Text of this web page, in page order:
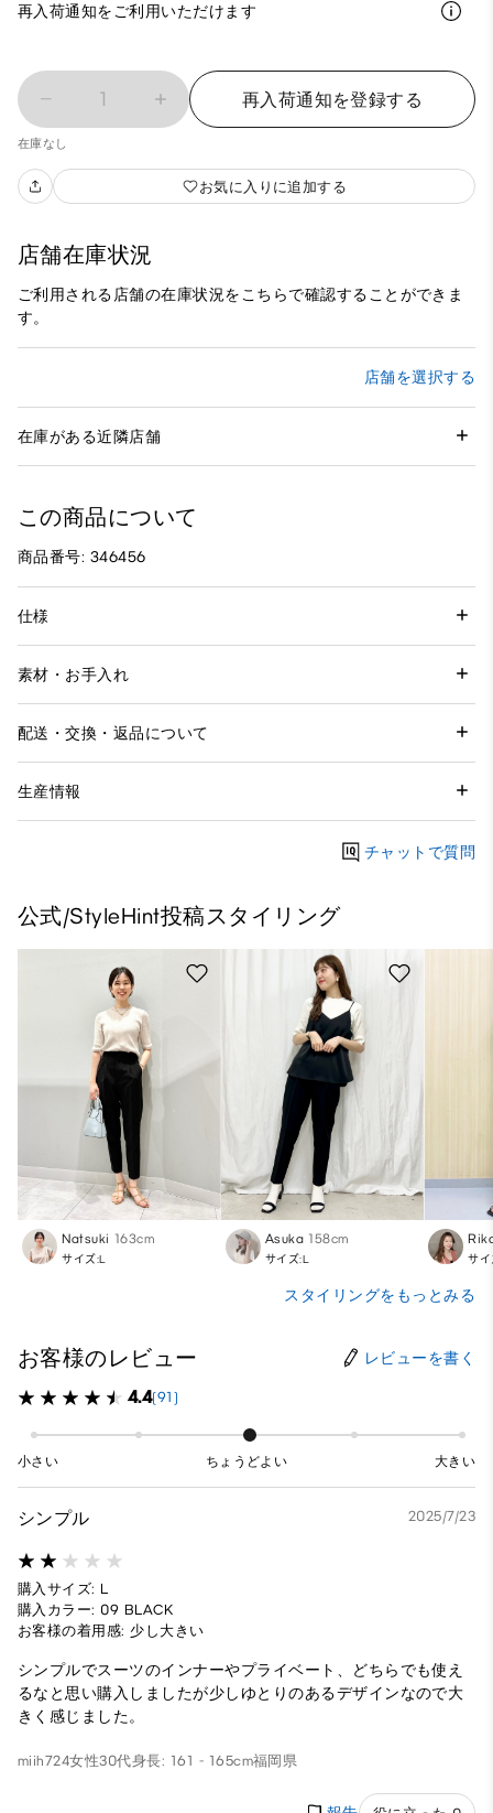
再入荷通知をご利用いただけます
1 再入荷通知を登録する
在庫なし
お気に入りに追加する
店舗在庫状況
ご利用される店舗の在庫状況をこちらで確認することができま
す。
店舗を選択する
在庫がある近隣店舗
この商品について
商品番号: 346456
仕様
素材・お手入れ
配送・交換・返品について
生産情報
チャットで質問
公式/StyleHint投稿スタイリング
Natsuki 163cm
サイズ:L
Asuka 158cm
サイズ:L サイ
スタイリングをもっとみる
お客様のレビュー レビューを書く
4.4(91)
小さい ちょうどよい 大きい
シンプル 2025/7/23
購入サイズ: L
購入カラー: 09 BLACK
お客様の着用感: 少し大きい
シンプルでスーツのインナーやプライベート、どちらでも使え
るなと思い購入しましたが少しゆとりのあるデザインなので大
きく感じました。
miih724女性30代身長: 161 - 165cm福岡県